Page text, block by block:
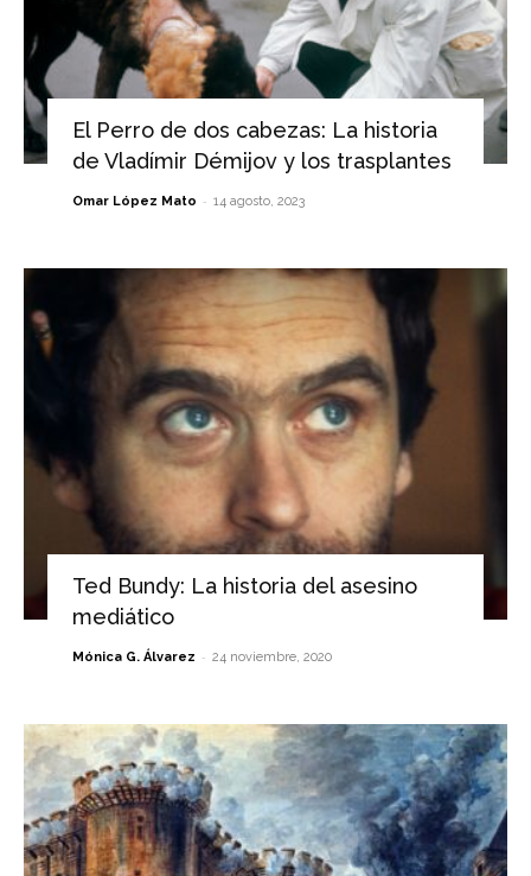
El Perro de dos cabezas: La historia
de Vladímir Démijov y los trasplantes
Omar López Mato - 14 agosto, 2023
Ted Bundy: La historia del asesino
mediático
Mónica G. Álvarez - 24 noviembre, 2020